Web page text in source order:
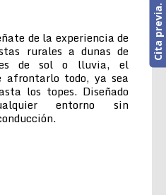
de la experiencia de
rurales a dunas de
de sol o lluvia, el
afrontarlo todo, ya sea
los topes. Diseñado
entorno sin